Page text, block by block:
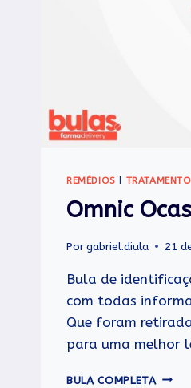
REMÉDIOS
Omnic Ocas
Porgabriel.diula 21
Bula de
com todas
Que foram
para uma melhor
BULA COMPLETA OMNIC